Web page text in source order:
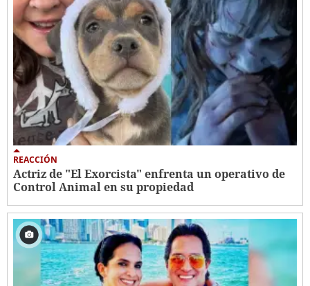
REACCIÓN
Actriz de "El Exorcista" enfrenta un operativo de
Control Animal en su propiedad